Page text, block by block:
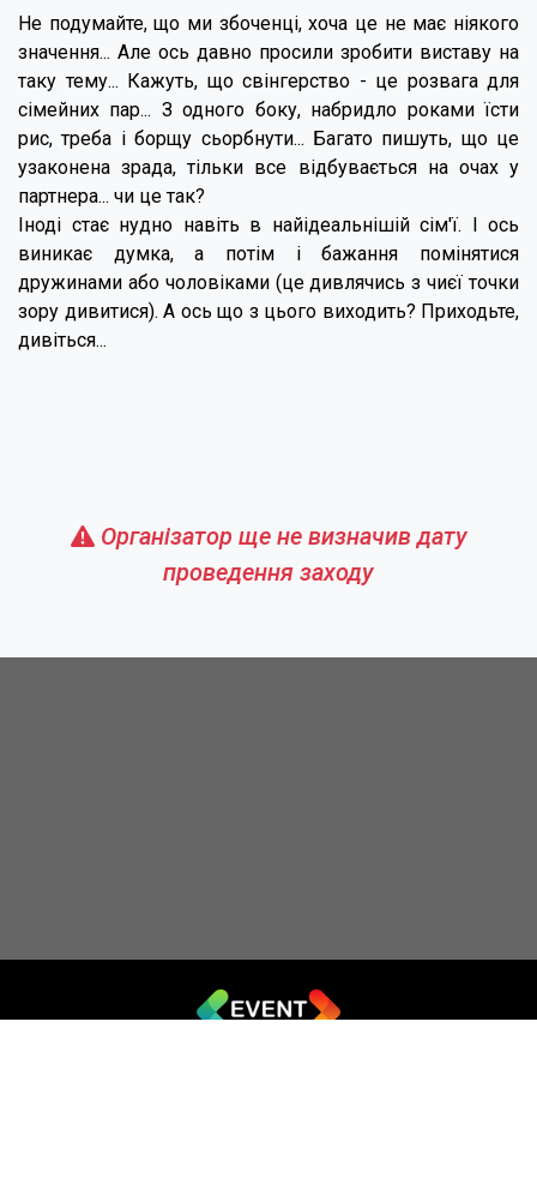
Не подумайте, що ми збоченці, хоча це не має ніякого
значення... Але ось давно просили зробити виставу на
таку тему... Кажуть, що свінгерство - це розвага для
сімейних пар... З одного боку, набридло роками їсти
рис, треба і борщу сьорбнути... Багато пишуть, що це
узаконена зрада, тільки все відбувається на очах у
партнера... чи це так?
Іноді стає нудно навіть в найідеальнішій сім'ї. І ось
виникає думка, а потім і бажання помінятися
дружинами або чоловіками (це дивлячись з чиєї точки
зору дивитися). А ось що з цього виходить? Приходьте,
дивіться...
Організатор ще не визначив дату
проведення заходу